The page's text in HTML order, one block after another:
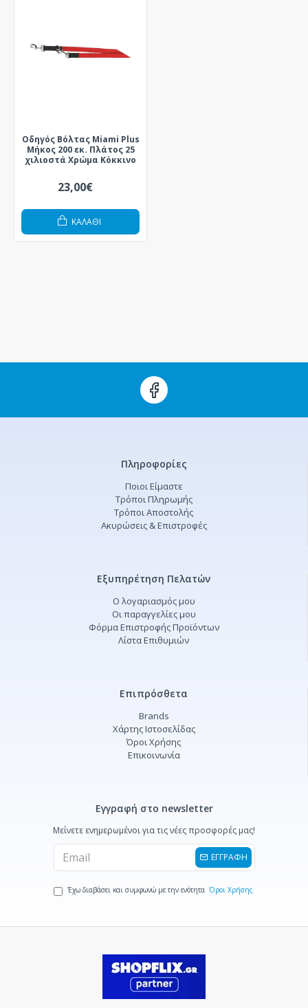
Οδηγός Βόλτας Miami Plus
Μήκος 200 εκ. Πλάτος 25
χιλιοστά Χρώμα Κόκκινο
23,00€
ΚΑΛΆΘΙ
Πληροφορίες
Ποιοι Είμαστε
Τρόποι Πληρωμής
Τρόποι Αποστολής
Ακυρώσεις & Επιστροφές
Εξυπηρέτηση Πελατών
Ο λογαριασμός μου
Οι παραγγελίες μου
Φόρμα Επιστροφής Προϊόντων
Λίστα Επιθυμιών
Επιπρόσθετα
Brands
Χάρτης Ιστοσελίδας
Όροι Χρήσης
Επικοινωνία
Εγγραφή στο newsletter
Μείνετε ενημερωμένοι για τις νέες προσφορές μας!
ΕΓΓΡΑΦΗ
Έχω διαβάσει και συμφωνώ με την ενότητα Όροι Χρήσης